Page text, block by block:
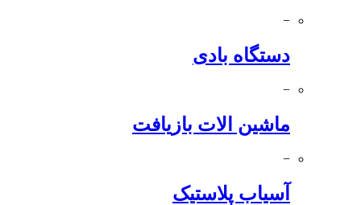
−
دستگاه بادی
−
ماشین الات بازیافت
−
آسیاب پلاستیک